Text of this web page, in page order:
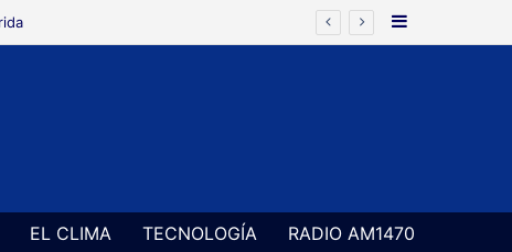
Barra Lateral
EL CLIMA TECNOLOGÍA
RADIO AM1470